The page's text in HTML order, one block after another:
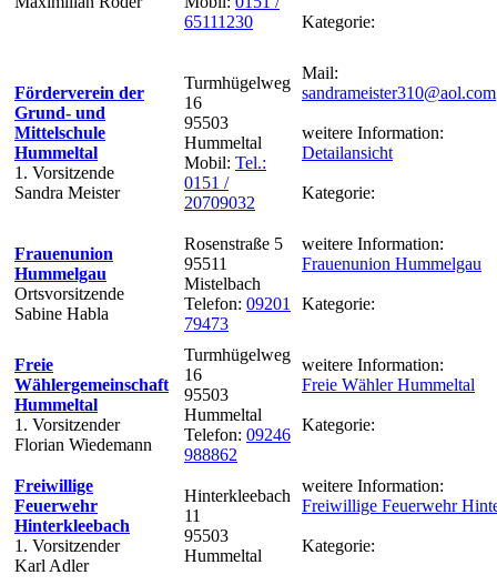
65111230
Kategorie:
Förderverein der
Grund- und
Mittelschule
Hummeltal
1. Vorsitzende
Sandra Meister
Turmhügelweg
16
95503
Hummeltal
Mobil: Tel.:
0151 /
20709032
Mail:
sandrameister310@aol.com
weitere Information:
Detailansicht
Kategorie:
Frauenunion
Hummelgau
Ortsvorsitzende
Sabine Habla
Rosenstraße 5
95511
Mistelbach
Telefon: 09201
79473
weitere Information:
Frauenunion Hummelgau
Kategorie:
Freie
Wählergemeinschaft
Hummeltal
1. Vorsitzender
Florian Wiedemann
Turmhügelweg
16
95503
Hummeltal
Telefon: 09246
988862
weitere Information:
Freie Wähler Hummeltal
Kategorie:
Freiwillige
Feuerwehr
Hinterkleebach
1. Vorsitzender
Karl Adler
Hinterkleebach
11
95503
Hummeltal
weitere Information:
Freiwillige Feuerwehr
Kategorie: